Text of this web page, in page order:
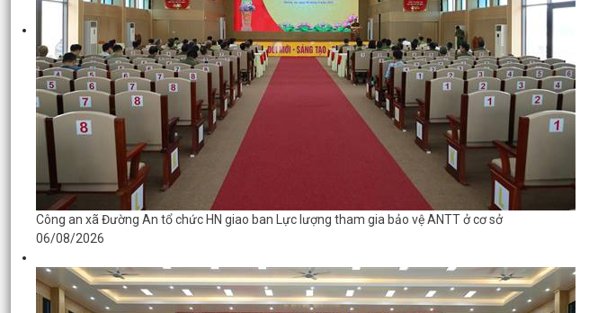
Công an xã Đường An tổ chức HN giao ban Lực lượng tham gia bảo vệ ANTT ở cơ sở
06/08/2026